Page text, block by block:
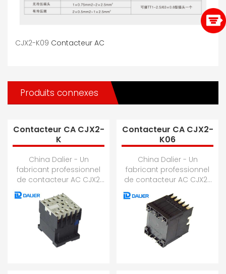
CJX2-K09 Contacteur AC
Produits connexes
Contacteur CA CJX2-
K
China Dalier - Un
fabricant professionnel
de contacteur AC CJX2,
contacteur AC,
contacteur AC CJX2,
contac...
Contacteur CA CJX2-
K06
China Dalier - Un
fabricant professionnel
de contacteur AC CJX2-
K06, contacteur AC 3TF,
contacteur AC,
contacteur AC CJX2, co...